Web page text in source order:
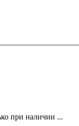
при наличии ...